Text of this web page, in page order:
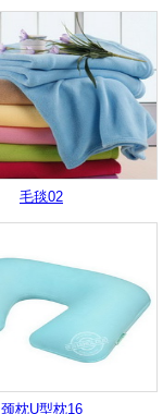
毛毯02
颈枕U型枕16